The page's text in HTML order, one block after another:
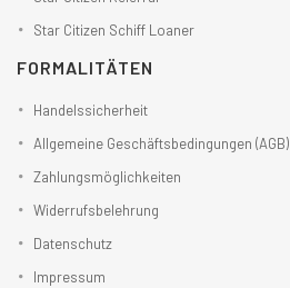
Star Citizen Schiff Loaner
FORMALITÄTEN
Handelssicherheit
Allgemeine Geschäftsbedingungen (AGB)
Zahlungsmöglichkeiten
Widerrufsbelehrung
Datenschutz
Impressum